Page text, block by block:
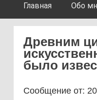
Главная Обо
Древним
было
Сообщение от: